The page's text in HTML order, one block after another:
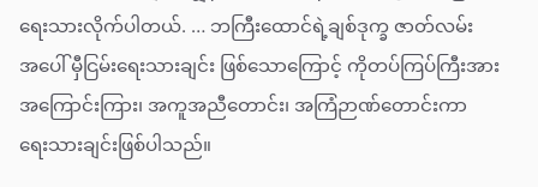
ရေးသားလိုက်ပါတယ်. … ဘကြီးထောင်ရဲ့ချစ်ဒုက္ခ ဇာတ်လမ်း
အပေါ် မှီငြမ်းရေးသားချင်း ဖြစ်သောကြောင့် ကိုတပ်ကြပ်ကြီးအား
အကြောင်းကြား၊ အကူအညီတောင်း၊ အကြံဉာဏ်တောင်းကာ
ရေးသားချင်းဖြစ်ပါသည်။